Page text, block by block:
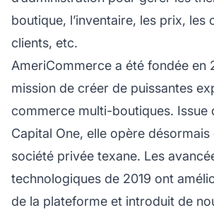
boutique, l’inventaire, les prix, les
clients, etc.
AmeriCommerce a été fondée en
mission de créer de puissantes
commerce multi-boutiques. Issue
Capital One, elle opère
société privée texane. Les
technologiques de 2019 ont
de la plateforme et introduit de